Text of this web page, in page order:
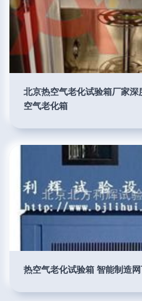
北京热空气老化试验箱厂家
空气老化箱
热空气老化试验箱 智能制造